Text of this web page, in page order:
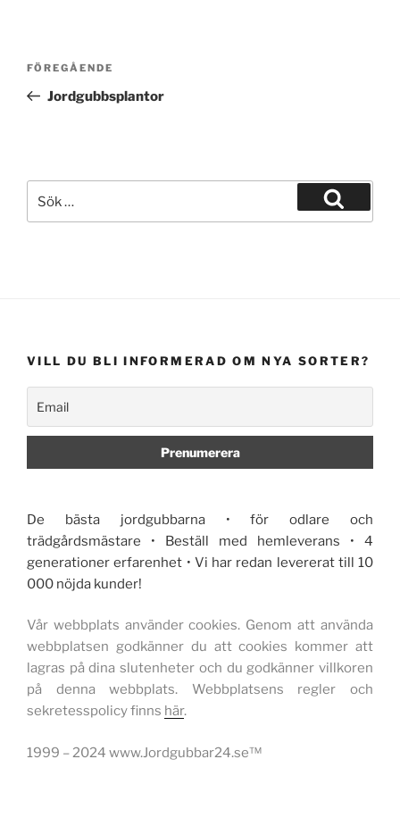
Inläggsnavigering
Föregående
inlägg
FÖREGÅENDE
Jordgubbsplantor
efter:
Sök
VILL DU BLI INFORMERAD OM NYA SORTER?
De bästa jordgubbarna • för odlare och
trädgårdsmästare • Beställ med hemleverans • 4
generationer erfarenhet • Vi har redan levererat till 10
000 nöjda kunder!
Vår webbplats använder cookies. Genom att använda
webbplatsen godkänner du att cookies kommer att
lagras på dina slutenheter och du godkänner villkoren
på denna webbplats. Webbplatsens regler och
sekretesspolicy finns här.
1999 – 2024 www.Jordgubbar24.se™